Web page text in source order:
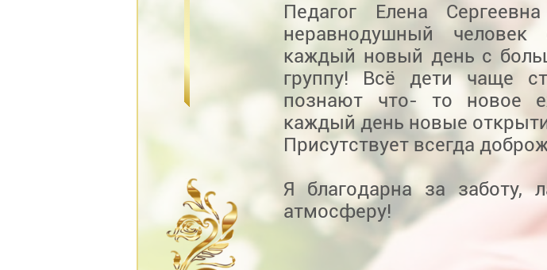
Педагог Елена
неравнодушный
каждый новый день с
группу! Всё дети чаще
познают что- то новое
каждый день новые
Присутствует всегда
Я благодарна за заботу,
атмосферу!